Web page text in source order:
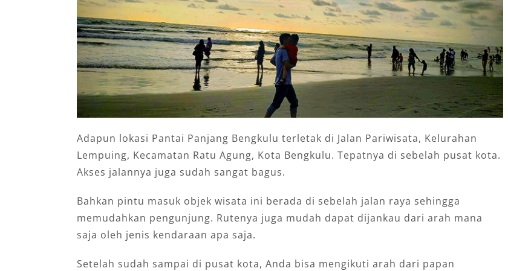
Adapun lokasi Pantai Panjang Bengkulu terletak di Jalan Pariwisata, Kelurahan
Lempuing, Kecamatan Ratu Agung, Kota Bengkulu. Tepatnya di sebelah pusat kota.
Akses jalannya juga sudah sangat bagus.
Bahkan pintu masuk objek wisata ini berada di sebelah jalan raya sehingga
memudahkan pengunjung. Rutenya juga mudah dapat dijankau dari arah mana
saja oleh jenis kendaraan apa saja.
Setelah sudah sampai di pusat kota, Anda bisa mengikuti arah dari papan